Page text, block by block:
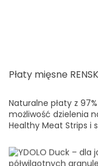
Naturalne płaty z
możliwość dzielenia
Healthy Meat Strips i
psa powinien nie ty...